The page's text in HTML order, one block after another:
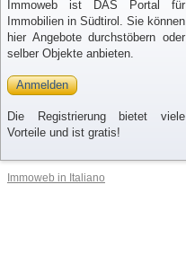
Immoweb ist DAS Portal für
Immobilien in Südtirol. Sie können
hier Angebote durchstöbern oder
selber Objekte anbieten.
Anmelden
Die Registrierung bietet viele
Vorteile und ist gratis!
Immoweb in Italiano